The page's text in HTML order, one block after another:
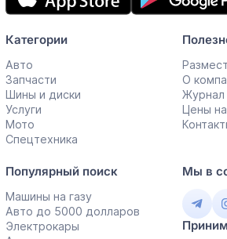
Категории
Авто
Запчасти
Шины и диски
Услуги
Мото
Спецтехника
О
Журнал
Цены
Популярный поиск
Машины на газу
Авто до 5000 долларов
Электрокары
Мы в